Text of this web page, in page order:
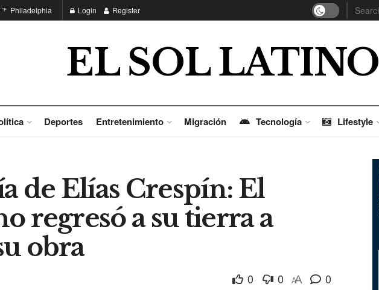
°F Philadelphia Login Register
EL SOL LATINO
Deportes Entretenimiento Migración Tecnología Lifestyle
de Elías Crespín: El
regresó a su tierra a
obra
0 0 AA 0